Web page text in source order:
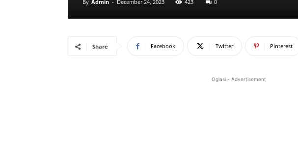
By Admin - December 24, 2023 423 0
Share Facebook Twitter Pinterest
Oglasi - Advertisement